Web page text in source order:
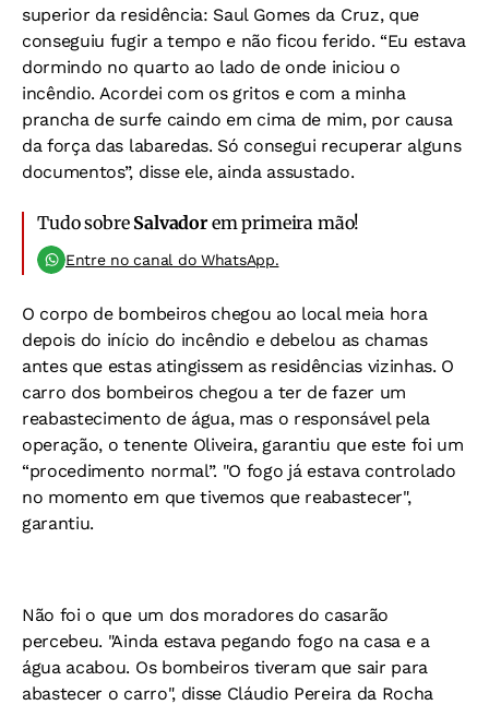
superior da residência: Saul Gomes da Cruz, que
conseguiu fugir a tempo e não ficou ferido. “Eu estava
dormindo no quarto ao lado de onde iniciou o
incêndio. Acordei com os gritos e com a minha
prancha de surfe caindo em cima de mim, por causa
da força das labaredas. Só consegui recuperar alguns
documentos”, disse ele, ainda assustado.
Tudo sobre Salvadorem primeira mão!
Entre no canal do WhatsApp.
O corpo de bombeiros chegou ao local meia hora
depois do início do incêndio e debelou as chamas
antes que estas atingissem as residências vizinhas. O
carro dos bombeiros chegou a ter de fazer um
reabastecimento de água, mas o responsável pela
operação, o tenente Oliveira, garantiu que este foi um
“procedimento normal”. "O fogo já estava controlado
no momento em que tivemos que reabastecer",
garantiu.
Não foi o que um dos moradores do casarão
percebeu. "Ainda estava pegando fogo na casa e a
água acabou. Os bombeiros tiveram que sair para
abastecer o carro", disse Cláudio Pereira da Rocha